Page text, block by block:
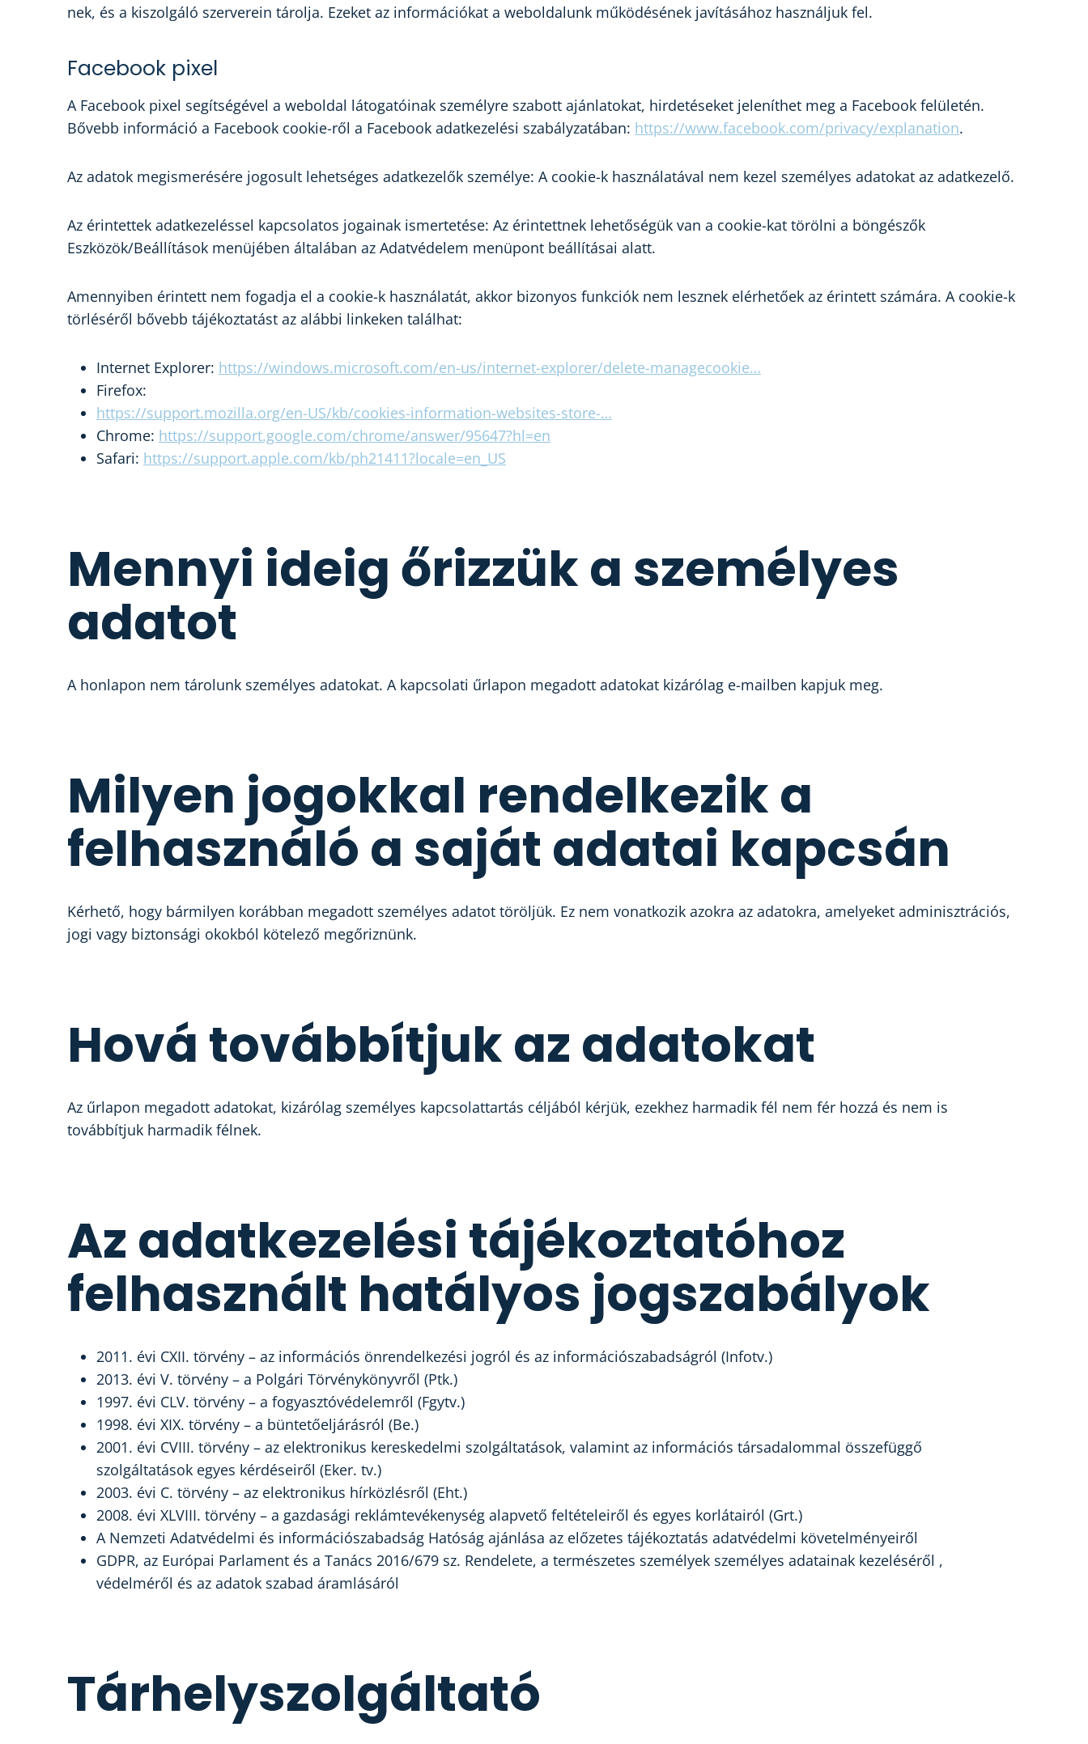
nek, és a kiszolgáló szerverein tárolja. Ezeket az információkat a weboldalunk működésének javításához használjuk fel.
Facebook pixel
A Facebook pixel segítségével a weboldal látogatóinak személyre szabott ajánlatokat, hirdetéseket jeleníthet meg a Facebook felületén.
Bővebb információ a Facebook cookie-ről a Facebook adatkezelési szabályzatában: https://www.facebook.com/privacy/explanation.
Az adatok megismerésére jogosult lehetséges adatkezelők személye: A cookie-k használatával nem kezel személyes adatokat az adatkezelő.
Az érintettek adatkezeléssel kapcsolatos jogainak ismertetése: Az érintettnek lehetőségük van a cookie-kat törölni a böngészők
Eszközök/Beállítások menüjében általában az Adatvédelem menüpont beállításai alatt.
Amennyiben érintett nem fogadja el a cookie-k használatát, akkor bizonyos funkciók nem lesznek elérhetőek az érintett számára. A cookie-k
törléséről bővebb tájékoztatást az alábbi linkeken találhat:
Internet Explorer: https://windows.microsoft.com/en-us/internet-explorer/delete-managecookie…
Firefox:
https://support.mozilla.org/en-US/kb/cookies-information-websites-store-…
Chrome: https://support.google.com/chrome/answer/95647?hl=en
Safari: https://support.apple.com/kb/ph21411?locale=en_US
Mennyi ideig őrizzük a személyes
adatot
A honlapon nem tárolunk személyes adatokat. A kapcsolati űrlapon megadott adatokat kizárólag e-mailben kapjuk meg.
Milyen jogokkal rendelkezik a
felhasználó a saját adatai kapcsán
Kérhető, hogy bármilyen korábban megadott személyes adatot töröljük. Ez nem vonatkozik azokra az adatokra, amelyeket adminisztrációs,
jogi vagy biztonsági okokból kötelező megőriznünk.
Hová továbbítjuk az adatokat
Az űrlapon megadott adatokat, kizárólag személyes kapcsolattartás céljából kérjük, ezekhez harmadik fél nem fér hozzá és nem is
továbbítjuk harmadik félnek.
Az adatkezelési tájékoztatóhoz
felhasznált hatályos jogszabályok
2011. évi CXII. törvény – az információs önrendelkezési jogról és az információszabadságról (Infotv.)
2013. évi V. törvény – a Polgári Törvénykönyvről (Ptk.)
1997. évi CLV. törvény – a fogyasztóvédelemről (Fgytv.)
1998. évi XIX. törvény – a büntetőeljárásról (Be.)
2001. évi CVIII. törvény – az elektronikus kereskedelmi szolgáltatások, valamint az információs társadalommal összefüggő
szolgáltatások egyes kérdéseiről (Eker. tv.)
2003. évi C. törvény – az elektronikus hírközlésről (Eht.)
2008. évi XLVIII. törvény – a gazdasági reklámtevékenység alapvető feltételeiről és egyes korlátairól (Grt.)
A Nemzeti Adatvédelmi és információszabadság Hatóság ajánlása az előzetes tájékoztatás adatvédelmi követelményeiről
GDPR, az Európai Parlament és a Tanács 2016/679 sz. Rendelete, a természetes személyek személyes adatainak kezeléséről ,
védelméről és az adatok szabad áramlásáról
Tárhelyszolgáltató